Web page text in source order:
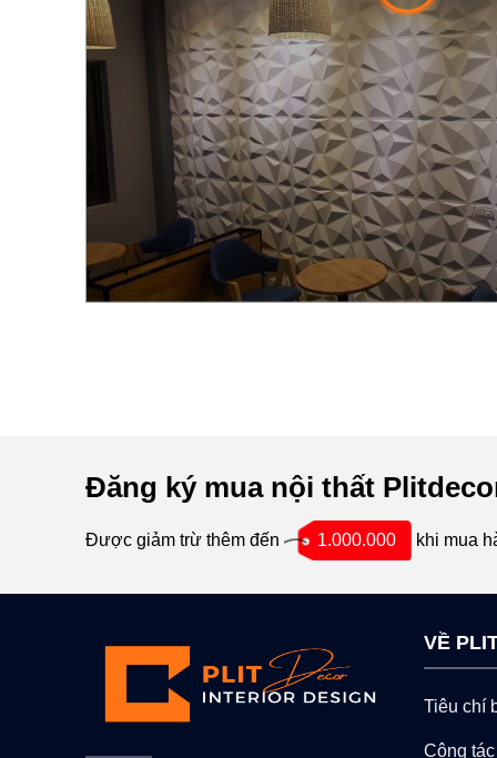
Đăng ký mua nội thất
Được giảm trừ thêm đến 1.000.000 khi mua
VỀ
Tiêu chí
Cộng